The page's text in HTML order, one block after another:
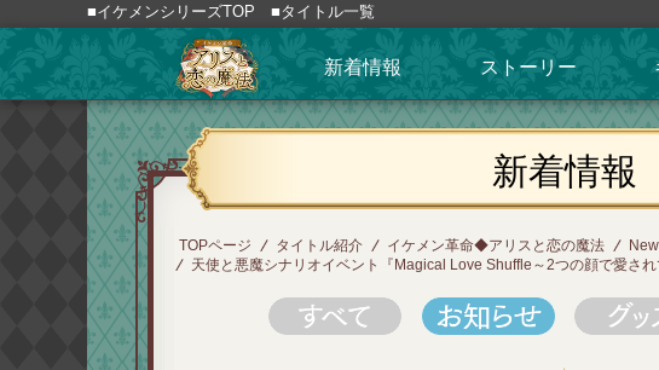
■イケメンシリーズTOP ■タイトル一覧
新着情報 ストーリー
新着情報
TOPページ タイトル紹介 イケメン革命◆アリスと恋の魔法
天使と悪魔シナリオイベント『Magical Love Shuffle～2つの顔で愛され